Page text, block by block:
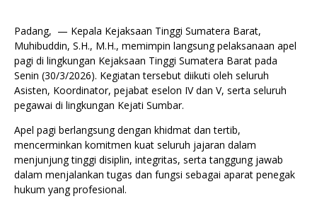
Padang, — Kepala Kejaksaan Tinggi Sumatera Barat,
Muhibuddin, S.H., M.H., memimpin langsung pelaksanaan apel
pagi di lingkungan Kejaksaan Tinggi Sumatera Barat pada
Senin (30/3/2026). Kegiatan tersebut diikuti oleh seluruh
Asisten, Koordinator, pejabat eselon IV dan V, serta seluruh
pegawai di lingkungan Kejati Sumbar.
Apel pagi berlangsung dengan khidmat dan tertib,
mencerminkan komitmen kuat seluruh jajaran dalam
menjunjung tinggi disiplin, integritas, serta tanggung jawab
dalam menjalankan tugas dan fungsi sebagai aparat penegak
hukum yang profesional.